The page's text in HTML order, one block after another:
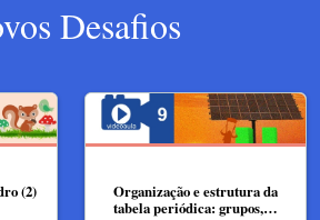
Desafios
(2)
Organização e estrutura da
tabela periódica: grupos,…